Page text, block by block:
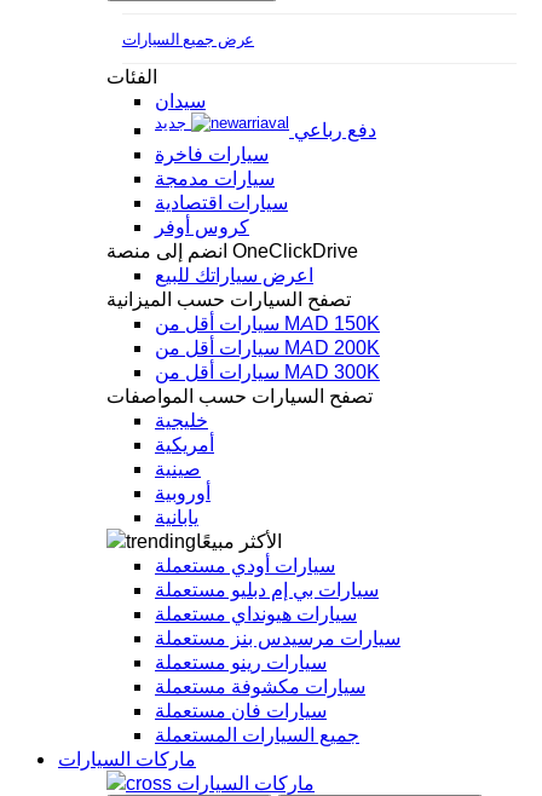
عرض جميع السيارات
الفئات
سيدان
دفع رباعي
جديد
سيارات فاخرة
سيارات مدمجة
سيارات اقتصادية
كروس أوفر
انضم إلى منصة OneClickDrive
اعرض سياراتك للبيع
تصفح السيارات حسب الميزانية
سيارات أقل من MAD 150K
سيارات أقل من MAD 200K
سيارات أقل من MAD 300K
تصفح السيارات حسب المواصفات
خليجية
أمريكية
صينية
أوروبية
يابانية
الأكثر مبيعًا
سيارات أودي مستعملة
سيارات بي إم دبليو مستعملة
سيارات هيونداي مستعملة
سيارات مرسيدس بنز مستعملة
سيارات رينو مستعملة
سيارات مكشوفة مستعملة
سيارات فان مستعملة
جميع السيارات المستعملة
ماركات السيارات
ماركات السيارات